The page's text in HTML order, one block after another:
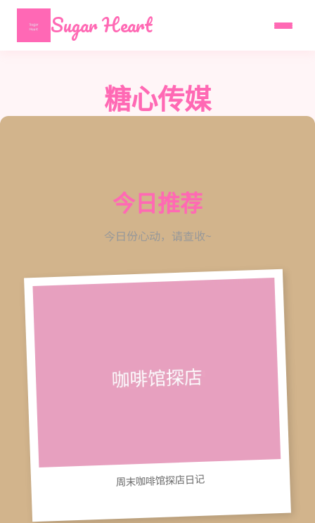
Sugar Heart
糖心传媒
今日推荐
今日份心动，请查收~
周末咖啡馆探店日记